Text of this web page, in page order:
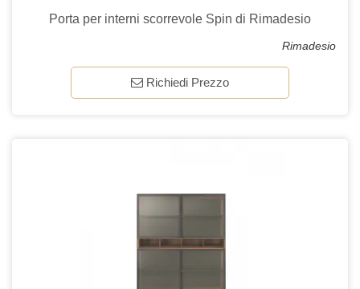
Porta per interni scorrevole Spin di Rimadesio
Rimadesio
Richiedi Prezzo